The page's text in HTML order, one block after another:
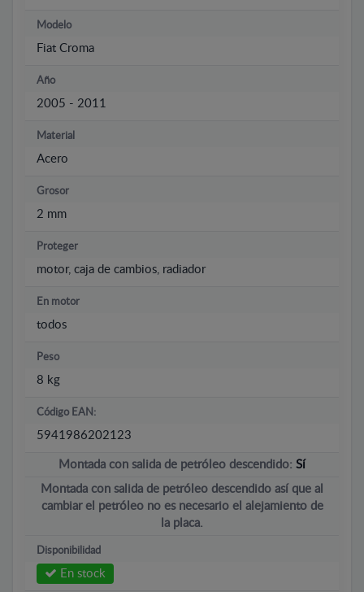
Modelo
Fiat Croma
Año
2005 - 2011
Material
Acero
Grosor
2 mm
Proteger
motor, caja de cambios, radiador
En motor
todos
Peso
8 kg
Código EAN:
5941986202123
Montada con salida de petróleo descendido: Sí
Montada con salida de petróleo descendido así que al
cambiar el petróleo no es necesario el alejamiento de
la placa.
Disponibilidad
En stock